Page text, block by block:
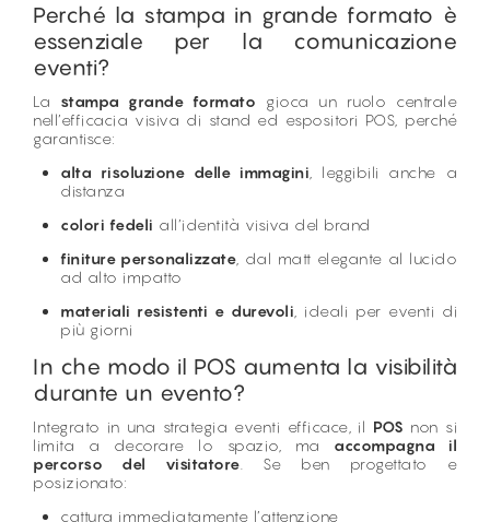
Perché la stampa in grande formato è
essenziale per la comunicazione
eventi?
La stampa grande formato gioca un ruolo centrale
nell’efficacia visiva di stand ed espositori POS, perché
garantisce:
alta risoluzione delle immagini , leggibili anche a
distanza
colori fedeli all’identità visiva del brand
finiture personalizzate , dal matt elegante al lucido
ad alto impatto
materiali resistenti e durevoli , ideali per eventi di
più giorni
In che modo il POS aumenta la visibilità
durante un evento?
Integrato in una strategia eventi efficace, il POS non si
limita a decorare lo spazio, ma accompagna il
percorso del visitatore . Se ben progettato e
posizionato:
cattura immediatamente l’attenzione